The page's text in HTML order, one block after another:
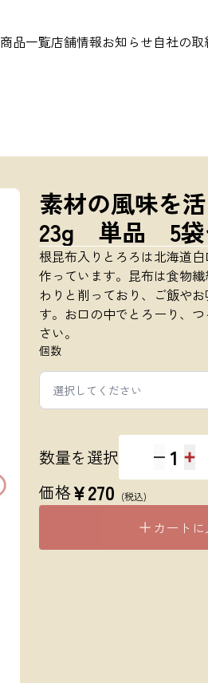
商品一覧店舗情報お知らせ自社の
素材の風味を
23g 単品 5袋
根昆布入りとろろは北海道
作っています。昆布は食物
わりと削っており、ご飯や
す。お口の中でとろーり、
さい。
個数
選択してください
数量を選択 1
価格¥270 (税込)
カート